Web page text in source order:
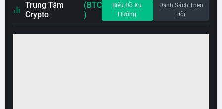
Trung Tâm
Crypto
(BTC
)
Biểu Đồ Xu
Hướng
Danh Sách Theo
Dõi